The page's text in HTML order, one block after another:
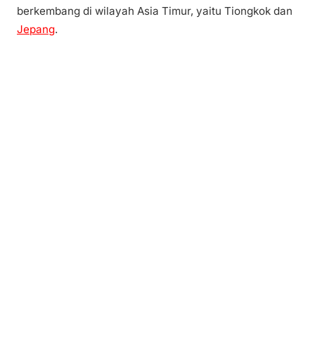
berkembang di wilayah Asia Timur, yaitu Tiongkok dan
Jepang.